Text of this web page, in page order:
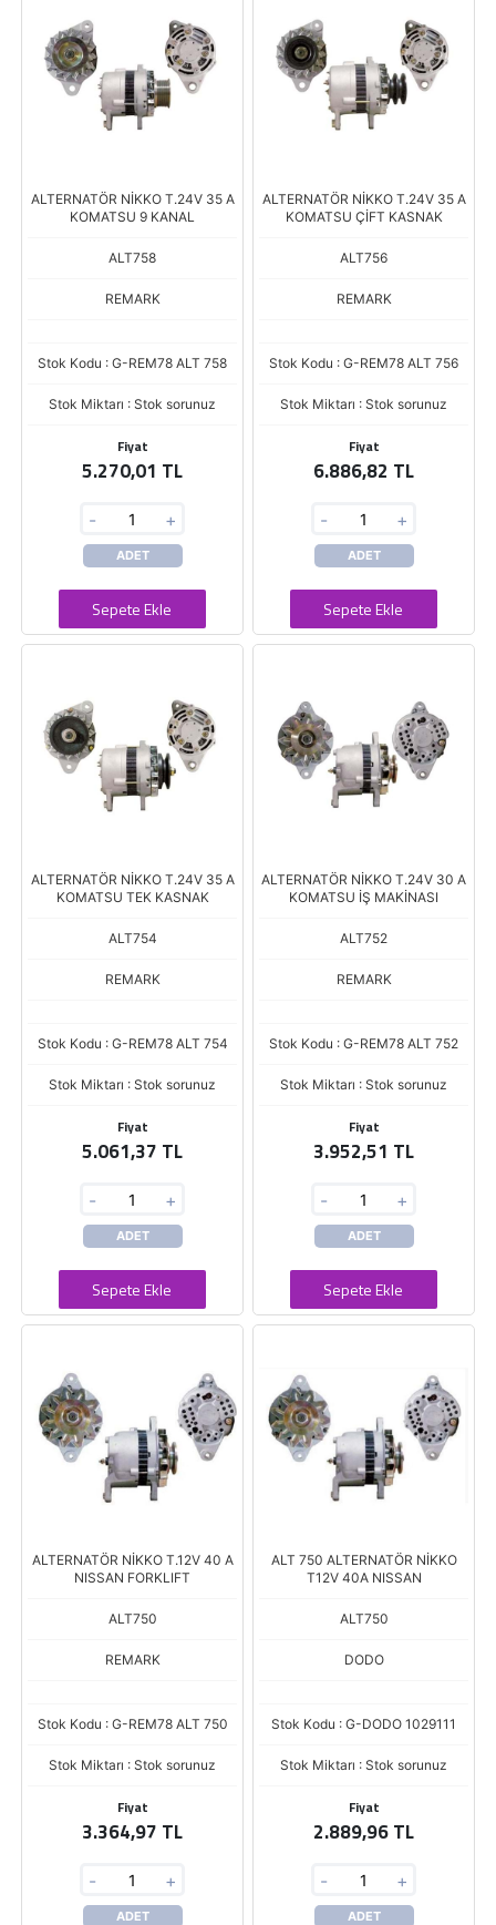
ALTERNATÖR NİKKO T.24V 35 A
KOMATSU 9 KANAL
ALT758
REMARK
Stok Kodu : G-REM78 ALT 758
Stok Miktarı : Stok sorunuz
Fiyat
5.270,01 TL
- +
ADET
Sepete Ekle
ALTERNATÖR NİKKO T.24V 35 A
KOMATSU ÇİFT KASNAK
ALT756
REMARK
Stok Kodu : G-REM78 ALT 756
Stok Miktarı : Stok sorunuz
Fiyat
6.886,82 TL
- +
ADET
Sepete Ekle
ALTERNATÖR NİKKO T.24V 35 A
KOMATSU TEK KASNAK
ALT754
REMARK
Stok Kodu : G-REM78 ALT 754
Stok Miktarı : Stok sorunuz
Fiyat
5.061,37 TL
- +
ADET
Sepete Ekle
ALTERNATÖR NİKKO T.24V 30 A
KOMATSU İŞ MAKİNASI
ALT752
REMARK
Stok Kodu : G-REM78 ALT 752
Stok Miktarı : Stok sorunuz
Fiyat
3.952,51 TL
- +
ADET
Sepete Ekle
ALTERNATÖR NİKKO T.12V 40 A
NISSAN FORKLIFT
ALT750
REMARK
Stok Kodu : G-REM78 ALT 750
Stok Miktarı : Stok sorunuz
Fiyat
3.364,97 TL
- +
ADET
ALT 750 ALTERNATÖR NİKKO
T12V 40A NISSAN
ALT750
DODO
Stok Kodu : G-DODO 1029111
Stok Miktarı : Stok sorunuz
Fiyat
2.889,96 TL
- +
ADET